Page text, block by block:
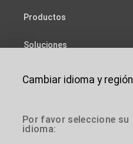
Productos
Soluciones
Contactar
Cambiar idioma y región
Por favor seleccione su
idioma:
es